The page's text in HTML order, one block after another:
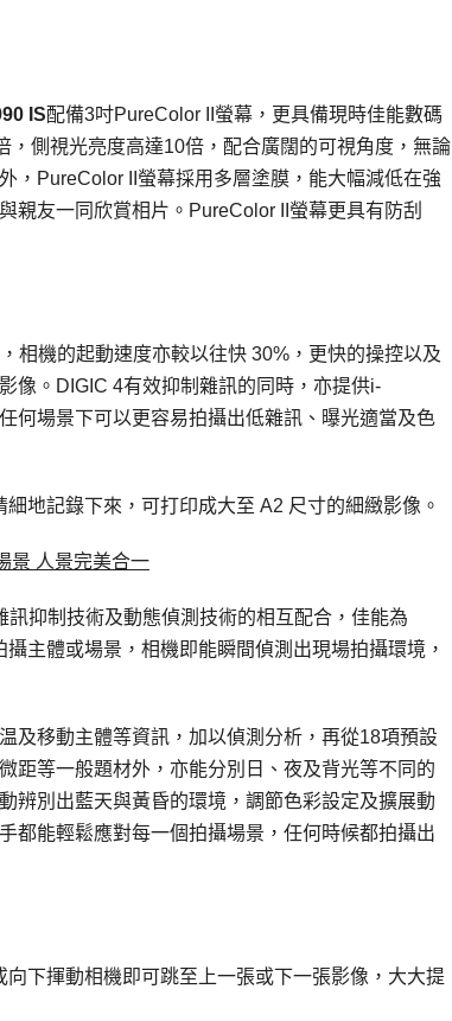
IS配備3吋PureColor II螢幕，更具備現時佳能數碼
側視光亮度高達10倍，配合廣闊的可視角度，無論
，PureColor II螢幕採用多層塗膜，能大幅減低在強
親友一同欣賞相片。PureColor II螢幕更具有防刮
相機的起動速度亦較以往快 30%，更快的操控以及
像。DIGIC 4有效抑制雜訊的同時，亦提供i-
何場景下可以更容易拍攝出低雜訊、曝光適當及色
地記錄下來，可打印成大至 A2 尺寸的細緻影像。
景 人景完美合一
抑制技術及動態偵測技術的相互配合，佳能為
主體或場景，相機即能瞬間偵測出現場拍攝環境，
及移動主體等資訊，加以偵測分析，再從18項預設
距等一般題材外，亦能分別日、夜及背光等不同的
辨別出藍天與黃昏的環境，調節色彩設定及擴展動
都能輕鬆應對每一個拍攝場景，任何時候都拍攝出
下揮動相機即可跳至上一張或下一張影像，大大提